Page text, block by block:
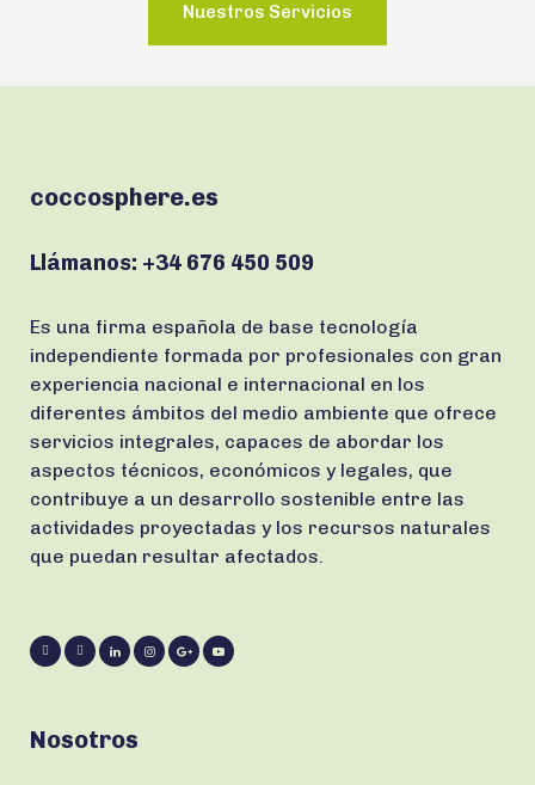
Nuestros Servicios
coccosphere.es
Llámanos: +34 676 450 509
Es una firma española de base tecnología
independiente formada por profesionales con gran
experiencia nacional e internacional en los
diferentes ámbitos del medio ambiente que ofrece
servicios integrales, capaces de abordar los
aspectos técnicos, económicos y legales, que
contribuye a un desarrollo sostenible entre las
actividades proyectadas y los recursos naturales
que puedan resultar afectados.
Nosotros